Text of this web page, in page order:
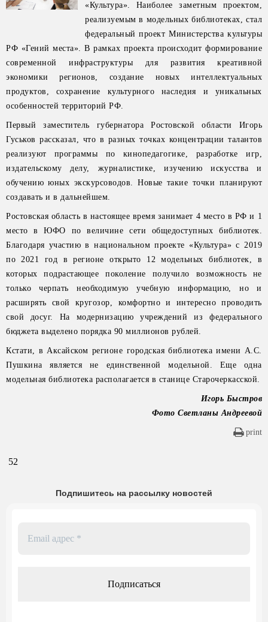
«Культура». Наиболее заметным проектом,
реализуемым в модельных библиотеках, стал
федеральный проект Министерства культуры
РФ «Гений места». В рамках проекта происходит формирование
современной инфраструктуры для развития креативной
экономики регионов, создание новых интеллектуальных
продуктов, сохранение культурного наследия и уникальных
особенностей территорий РФ.
Первый заместитель губернатора Ростовской области Игорь
Гуськов рассказал, что в разных точках концентрации талантов
реализуют программы по кинопедагогике, разработке игр,
издательскому делу, журналистике, изучению искусства и
обучению юных экскурсоводов. Новые такие точки планируют
создавать и в дальнейшем.
Ростовская область в настоящее время занимает 4 место в РФ и 1
место в ЮФО по величине сети общедоступных библиотек.
Благодаря участию в национальном проекте «Культура» с 2019
по 2021 год в регионе открыто 12 модельных библиотек, в
которых подрастающее поколение получило возможность не
только черпать необходимую учебную информацию, но и
расширять свой кругозор, комфортно и интересно проводить
свой досуг. На модернизацию учреждений из федерального
бюджета выделено порядка 90 миллионов рублей.
Кстати, в Аксайском регионе городская библиотека имени А.С.
Пушкина является не единственной модельной. Еще одна
модельная библиотека располагается в станице Старочеркасской.
Игорь Быстров
Фото Светланы Андреевой
print
52
Подпишитесь на рассылку новостей